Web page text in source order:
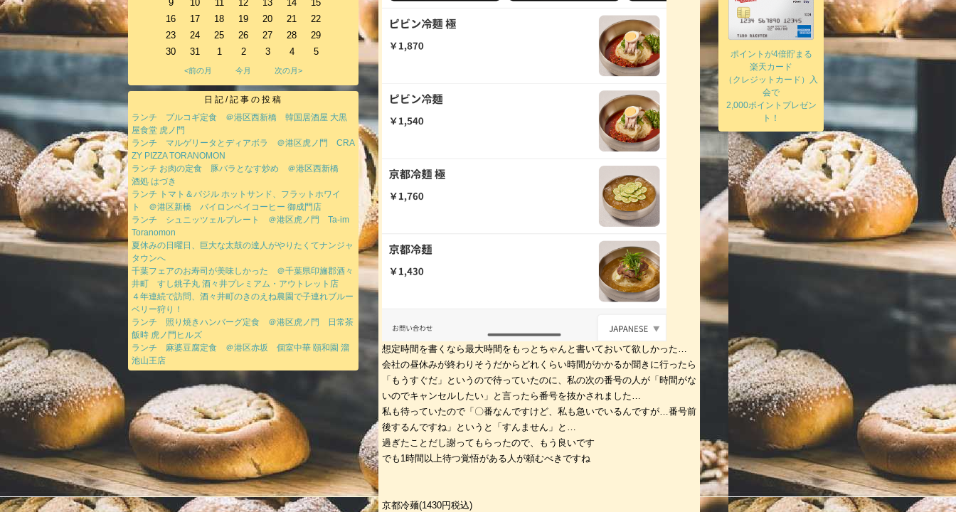
9
10 11 12 13 14
15
16
17 18 19 20 21
22
23
24 25 26 27 28
29
30
31 1 2 3 4 5
<前の月 今月 次の月>
日記/記事の投稿
ランチ プルコギ定食 ＠港区西新橋 韓国居酒屋 大黒
屋食堂 虎ノ門
ランチ マルゲリータとディアボラ ＠港区虎ノ門 CRA
ZY PIZZA TORANOMON
ランチ お肉の定食 豚バラとなす炒め ＠港区西新橋
酒処 はづき
ランチ トマト＆バジル ホットサンド、フラットホワイ
ト ＠港区新橋 バイロンベイコーヒー 御成門店
ランチ シュニッツェルプレート ＠港区虎ノ門 Ta-im
Toranomon
夏休みの日曜日、巨大な太鼓の達人がやりたくてナンジャ
タウンへ
千葉フェアのお寿司が美味しかった ＠千葉県印旛郡酒々
井町 すし銚子丸 酒々井プレミアム・アウトレット店
４年連続で訪問、酒々井町のきのえね農園で子連れブルー
ベリー狩り！
ランチ 照り焼きハンバーグ定食 ＠港区虎ノ門 日常茶
飯時 虎ノ門ヒルズ
ランチ 麻婆豆腐定食 ＠港区赤坂 個室中華 頤和園 溜
池山王店
想定時間を書くなら最大時間をもっとちゃんと書いておいて欲しかった…
会社の昼休みが終わりそうだからどれくらい時間がかかるか聞きに行ったら
「もうすぐだ」というので待っていたのに、私の次の番号の人が「時間がな
いのでキャンセルしたい」と言ったら番号を抜かされました…
私も待っていたので「〇番なんですけど、私も急いでいるんですが…番号前
後するんですね」というと「すんません」と…
過ぎたことだし謝ってもらったので、もう良いです
でも1時間以上待つ覚悟がある人が頼むべきですね
京都冷麺(1430円税込)
ポイントが4倍貯まる
楽天カード
（クレジットカード）入
会で
2,000ポイントプレゼン
ト！